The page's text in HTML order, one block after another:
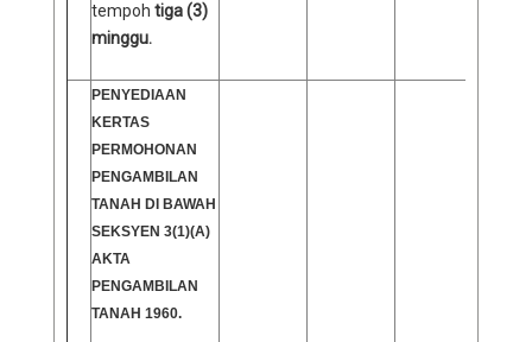
tempoh tiga (3)
minggu.
PENYEDIAAN
KERTAS
PERMOHONAN
PENGAMBILAN
TANAH DI BAWAH
SEKSYEN 3(1)(A)
AKTA
PENGAMBILAN
TANAH 1960.